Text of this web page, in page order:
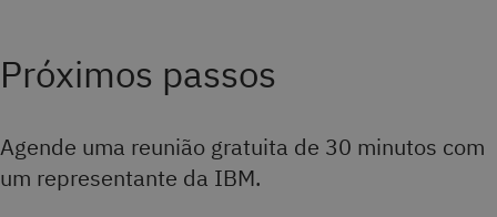
Próximos passos
Agende uma reunião gratuita de 30 minutos com
um representante da IBM.